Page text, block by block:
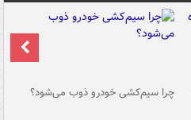
چرا سیم‌کشی خودرو ذوب می‌شود؟